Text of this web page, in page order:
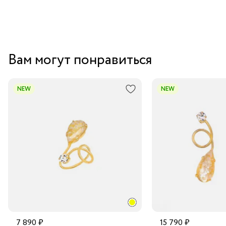
Вам могут понравиться
NEW
7 890 ₽
NEW
15 790 ₽